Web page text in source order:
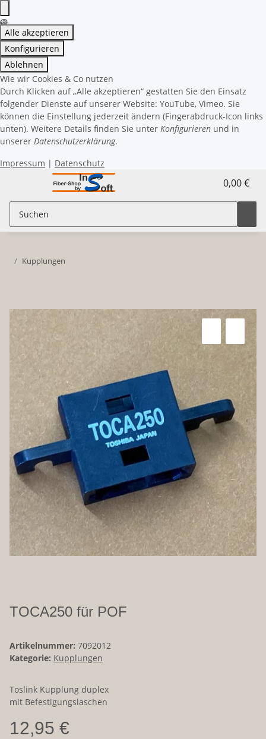
Alle akzeptieren
Konfigurieren
Ablehnen
Wie wir Cookies & Co nutzen
Durch Klicken auf „Alle akzeptieren“ gestatten Sie den Einsatz
folgender Dienste auf unserer Website: YouTube, Vimeo. Sie
können die Einstellung jederzeit ändern (Fingerabdruck-Icon links
unten). Weitere Details finden Sie unter Konfigurieren und in
unserer Datenschutzerklärung.
Impressum | Datenschutz
0,00 €
Kupplungen
TOCA250 für POF
Artikelnummer: 7092012
Kategorie: Kupplungen
Toslink Kupplung duplex
mit Befestigungslaschen
12,95 €